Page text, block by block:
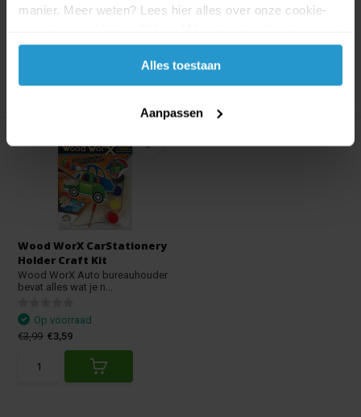
manier. Meer weten? Lees hier alles over onze cookie-
accepteren.
Alles toestaan
Aanpassen
Op voorraad
Op voorraad
Wood WorX CarStationery
Holder Craft Kit
Wood WorX Auto bureauhouder
bevat alles wat je n...
Op voorraad
€3,99 €3,59